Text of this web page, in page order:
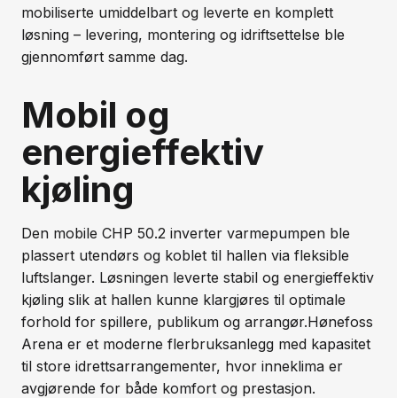
mobiliserte umiddelbart og leverte en komplett
løsning – levering, montering og idriftsettelse ble
gjennomført samme dag.
Mobil og
energieffektiv
kjøling
Den mobile CHP 50.2 inverter varmepumpen ble
plassert utendørs og koblet til hallen via fleksible
luftslanger. Løsningen leverte stabil og energieffektiv
kjøling slik at hallen kunne klargjøres til optimale
forhold for spillere, publikum og arrangør.Hønefoss
Arena er et moderne flerbruksanlegg med kapasitet
til store idrettsarrangementer, hvor inneklima er
avgjørende for både komfort og prestasjon.